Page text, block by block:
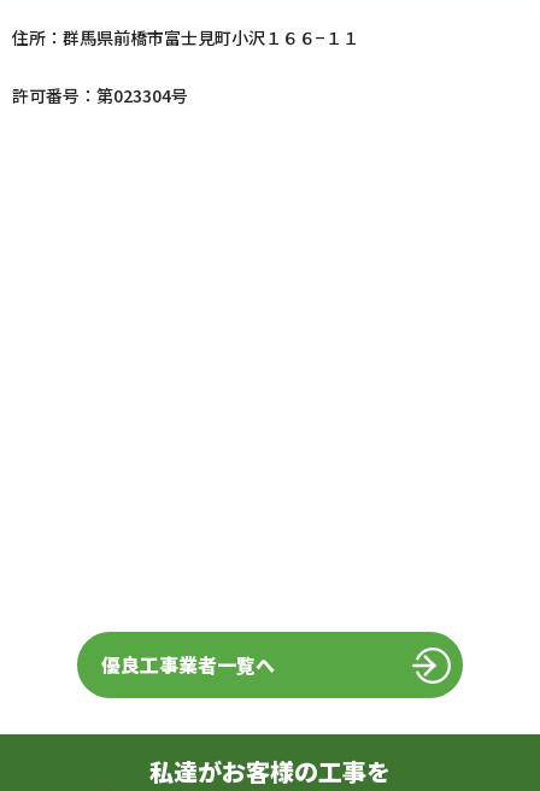
住所：群馬県前橋市富士見町小沢１６６−１１
許可番号：第023304号
優良工事業者一覧へ
私達がお客様の工事を